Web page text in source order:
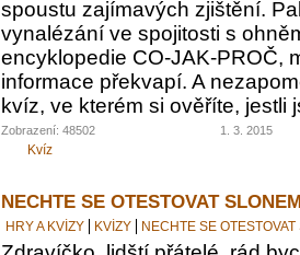
spoustu zajímavých zjištění.
vynalézání ve spojitosti s
encyklopedie CO-JAK-PROČ,
informace překvapí. A
kvíz, ve kterém si ověříte, jestli
Zobrazení: 48502 1. 3. 2015
Kvíz
NECHTE SE OTESTOVAT
HRY A KVÍZY KVÍZY NECHTE SE